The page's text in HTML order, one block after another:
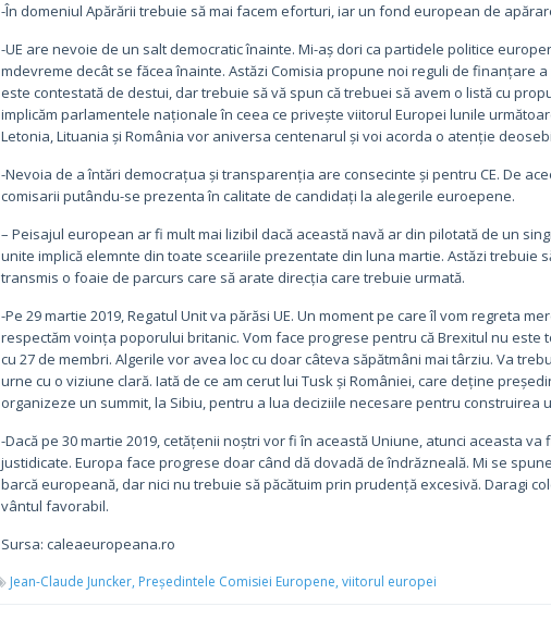
-În domeniul Apărării trebuie să mai facem eforturi, iar un fond european de
-UE are nevoie de un salt democratic înainte. Mi-aș dori ca partidele politice
mdevreme decât se făcea înainte. Astăzi Comisia propune noi reguli de finanțare
este contestată de destui, dar trebuie să vă spun că trebuei să avem o listă cu
implicăm parlamentele naționale în ceea ce privește viitorul Europei lunile
Letonia, Lituania și România vor aniversa centenarul și voi acorda o atenție
-Nevoia de a întări democrațua și transparenția are consecinte și pentru CE. De
comisarii putându-se prezenta în calitate de candidați la alegerile euroepene.
– Peisajul european ar fi mult mai lizibil dacă această navă ar din pilotată de un
unite implică elemnte din toate sceariile prezentate din luna martie. Astăzi trebuie
transmis o foaie de parcurs care să arate direcția care trebuie urmată.
-Pe 29 martie 2019, Regatul Unit va părăsi UE. Un moment pe care îl vom regreta
respectăm voința poporului britanic. Vom face progrese pentru că Brexitul nu este
cu 27 de membri. Algerile vor avea loc cu doar câteva săpătmâni mai târziu. Va
urne cu o viziune clară. Iată de ce am cerut lui Tusk și României, care deține
organizeze un summit, la Sibiu, pentru a lua deciziile necesare pentru construirea
-Dacă pe 30 martie 2019, cetățenii noștri vor fi în această Uniune, atunci aceasta
justidicate. Europa face progrese doar când dă dovadă de îndrăzneală. Mi se
barcă europeană, dar nici nu trebuie să păcătuim prin prudență excesivă. Daragi
vântul favorabil.
Sursa: caleaeuropeana.ro
Jean-Claude Juncker, Președintele Comisiei Europene, viitorul europei